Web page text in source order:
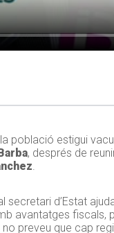
població estigui
, després de
.
d’Estat
avantatges fiscals,
preveu que cap